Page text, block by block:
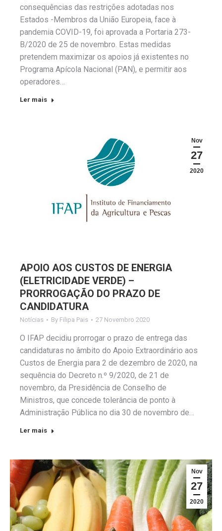
consequências das restrições adotadas nos
Estados -Membros da União Europeia, face à
pandemia COVID-19, foi aprovada a Portaria 273-
B/2020 de 25 de novembro. Estas medidas
pretendem maximizar os apoios já existentes no
Programa Apícola Nacional (PAN), e permitir aos
operadores…
Ler mais
Nov
27
2020
APOIO AOS CUSTOS DE ENERGIA
(ELETRICIDADE VERDE) –
PRORROGAÇÃO DO PRAZO DE
CANDIDATURA
Notícias By Filipa Pais 27 Novembro 2020
O IFAP decidiu prorrogar o prazo de entrega das
candidaturas no âmbito do Apoio Extraordinário aos
Custos de Energia para 2 de dezembro de 2020, na
sequência do Decreto n.º 9/2020, de 21 de
novembro, da Presidência de Conselho de
Ministros, que concede tolerância de ponto à
Administração Pública no dia 30 de novembro de…
Ler mais
Nov
27
2020